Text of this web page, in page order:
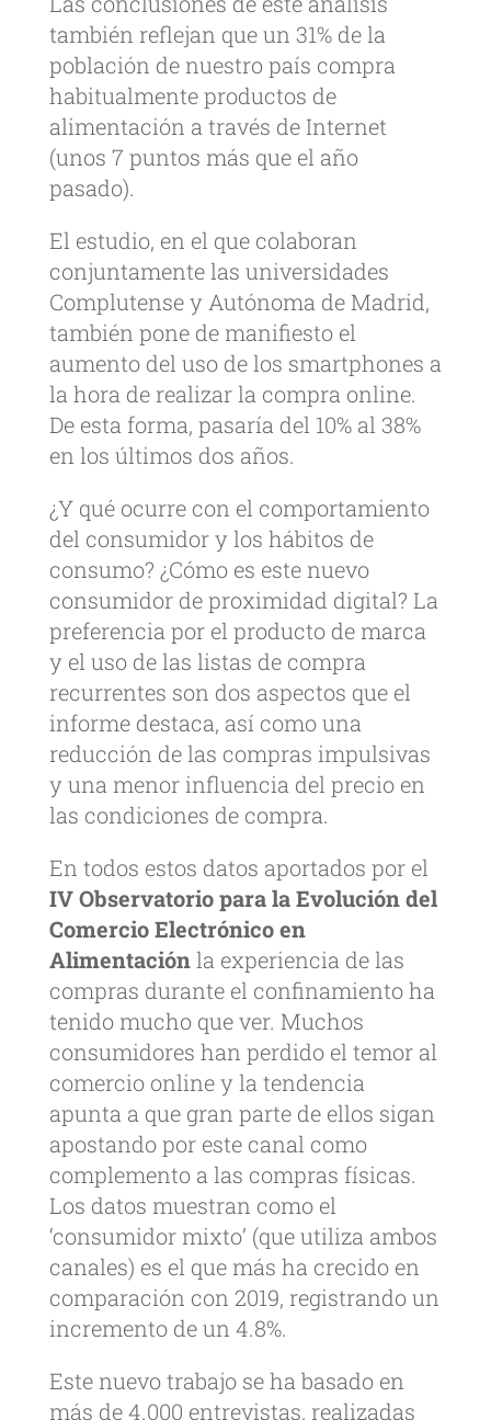
también reflejan que un 31% de la
población de nuestro país compra
habitualmente productos de
alimentación a través de Internet
(unos 7 puntos más que el año
pasado).
El estudio, en el que colaboran
conjuntamente las universidades
Complutense y Autónoma de Madrid,
también pone de manifiesto el
aumento del uso de los smartphones a
la hora de realizar la compra online.
De esta forma, pasaría del 10% al 38%
en los últimos dos años.
¿Y qué ocurre con el comportamiento
del consumidor y los hábitos de
consumo? ¿Cómo es este nuevo
consumidor de proximidad digital? La
preferencia por el producto de marca
y el uso de las listas de compra
recurrentes son dos aspectos que el
informe destaca, así como una
reducción de las compras impulsivas
y una menor influencia del precio en
las condiciones de compra.
En todos estos datos aportados por el
IV Observatorio para la Evolución del
Comercio Electrónico en
Alimentaciónla experiencia de las
compras durante el confinamiento ha
tenido mucho que ver. Muchos
consumidores han perdido el temor al
comercio online y la tendencia
apunta a que gran parte de ellos sigan
apostando por este canal como
complemento a las compras físicas.
Los datos muestran como el
‘consumidor mixto’ (que utiliza ambos
canales) es el que más ha crecido en
comparación con 2019, registrando un
incremento de un 4.8%.
Este nuevo trabajo se ha basado en
más de 4.000 entrevistas, realizadas